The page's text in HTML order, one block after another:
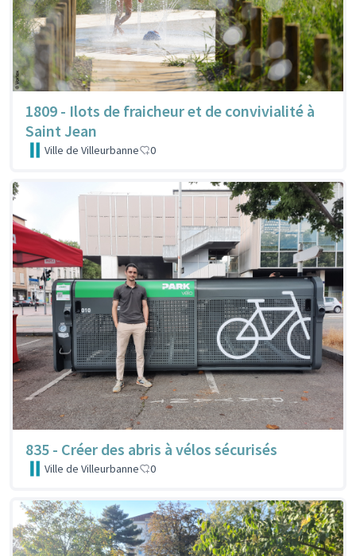
1809 - Ilots de fraicheur et de convivialité à
Saint Jean
Ville de Villeurbanne 0
835 - Créer des abris à vélos sécurisés
Ville de Villeurbanne 0